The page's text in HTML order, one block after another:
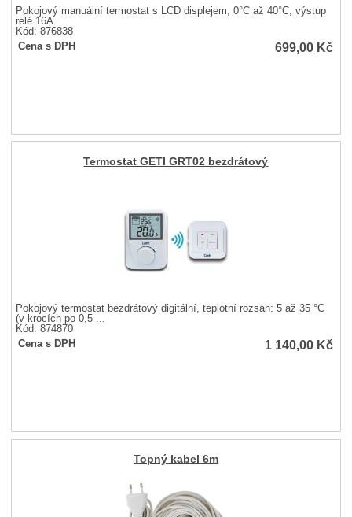
Pokojový manuální termostat s LCD displejem, 0°C až 40°C, výstup
relé 16A
Kód: 876838
Cena s DPH
699,00 Kč
Termostat GETI GRT02 bezdrátový
Pokojový termostat bezdrátový digitální, teplotní rozsah: 5 až 35 °C
(v krocích po 0,5 ...
Kód: 874870
Cena s DPH
1 140,00 Kč
Topný kabel 6m